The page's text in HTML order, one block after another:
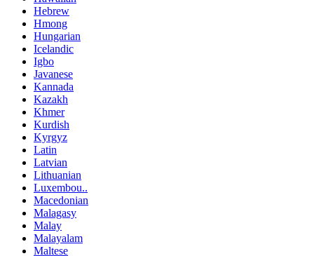
Hebrew
Hmong
Hungarian
Icelandic
Igbo
Javanese
Kannada
Kazakh
Khmer
Kurdish
Kyrgyz
Latin
Latvian
Lithuanian
Luxembou..
Macedonian
Malagasy
Malay
Malayalam
Maltese